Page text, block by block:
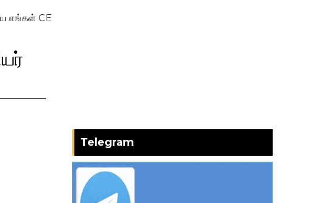
NO: 7200993636 ஐ உங்கள் WhatsApp குழுவில் இணைக்கவும்!
Telegram